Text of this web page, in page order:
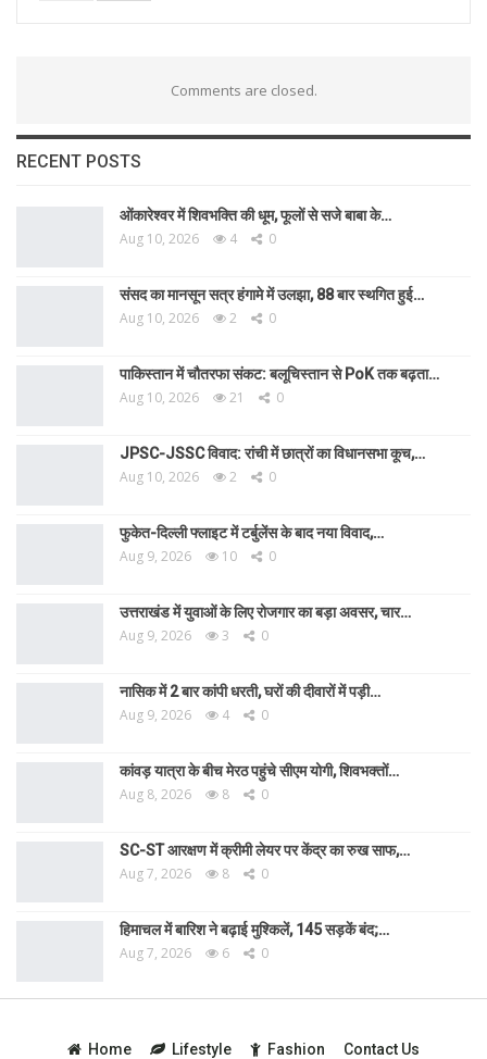
Comments are closed.
RECENT POSTS
ओंकारेश्वर में शिवभक्ति की धूम, फूलों से सजे बाबा के…
Aug 10, 2026 4 0
संसद का मानसून सत्र हंगामे में उलझा, 88 बार स्थगित हुई…
Aug 10, 2026 2 0
पाकिस्तान में चौतरफा संकट: बलूचिस्तान से PoK तक बढ़ता…
Aug 10, 2026 21 0
JPSC-JSSC विवाद: रांची में छात्रों का विधानसभा कूच,…
Aug 10, 2026 2 0
फुकेत-दिल्ली फ्लाइट में टर्बुलेंस के बाद नया विवाद,…
Aug 9, 2026 10 0
उत्तराखंड में युवाओं के लिए रोजगार का बड़ा अवसर, चार…
Aug 9, 2026 3 0
नासिक में 2 बार कांपी धरती, घरों की दीवारों में पड़ी…
Aug 9, 2026 4 0
कांवड़ यात्रा के बीच मेरठ पहुंचे सीएम योगी, शिवभक्तों…
Aug 8, 2026 8 0
SC-ST आरक्षण में क्रीमी लेयर पर केंद्र का रुख साफ,…
Aug 7, 2026 8 0
हिमाचल में बारिश ने बढ़ाई मुश्किलें, 145 सड़कें बंद;…
Aug 7, 2026 6 0
Home Lifestyle Fashion Contact Us